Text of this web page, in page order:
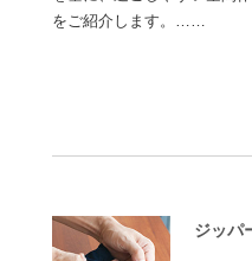
をご紹介します。……
ジッパ